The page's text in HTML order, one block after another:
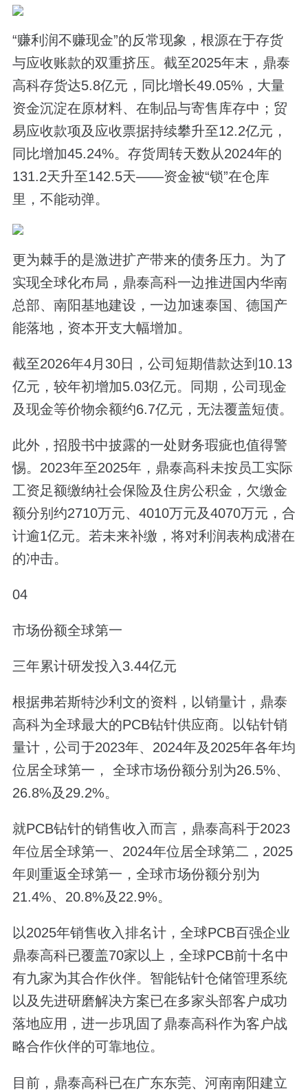
“赚利润不赚现金”的反常现象，根源在于存货
与应收账款的双重挤压。截至2025年末，鼎泰
高科存货达5.8亿元，同比增长49.05%，大量
资金沉淀在原材料、在制品与寄售库存中；贸
易应收款项及应收票据持续攀升至12.2亿元，
同比增加45.24%。存货周转天数从2024年的
131.2天升至142.5天——资金被“锁”在仓库
里，不能动弹。
更为棘手的是激进扩产带来的债务压力。为了
实现全球化布局，鼎泰高科一边推进国内华南
总部、南阳基地建设，一边加速泰国、德国产
能落地，资本开支大幅增加。
截至2026年4月30日，公司短期借款达到10.13
亿元，较年初增加5.03亿元。同期，公司现金
及现金等价物余额约6.7亿元，无法覆盖短债。
此外，招股书中披露的一处财务瑕疵也值得警
惕。2023年至2025年，鼎泰高科未按员工实际
工资足额缴纳社会保险及住房公积金，欠缴金
额分别约2710万元、4010万元及4070万元，合
计逾1亿元。若未来补缴，将对利润表构成潜在
的冲击。
04
市场份额全球第一
三年累计研发投入3.44亿元
根据弗若斯特沙利文的资料，以销量计，鼎泰
高科为全球最大的PCB钻针供应商。以钻针销
量计，公司于2023年、2024年及2025年各年均
位居全球第一， 全球市场份额分别为26.5%、
26.8%及29.2%。
就PCB钻针的销售收入而言，鼎泰高科于2023
年位居全球第一、2024年位居全球第二，2025
年则重返全球第一，全球市场份额分别为
21.4%、20.8%及22.9%。
以2025年销售收入排名计，全球PCB百强企业
鼎泰高科已覆盖70家以上，全球PCB前十名中
有九家为其合作伙伴。智能钻针仓储管理系统
以及先进研磨解决方案已在多家头部客户成功
落地应用，进一步巩固了鼎泰高科作为客户战
略合作伙伴的可靠地位。
目前，鼎泰高科已在广东东莞、河南南阳建立